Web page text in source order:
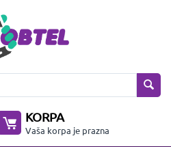
KORPA
Vaša korpa je prazna